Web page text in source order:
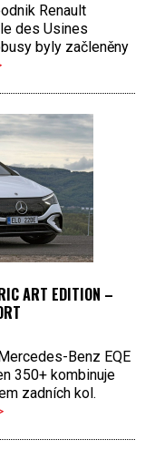
Renault
des Usines
byly začleněny
ART EDITION –
Benz EQE
350+ kombinuje
zadních kol.